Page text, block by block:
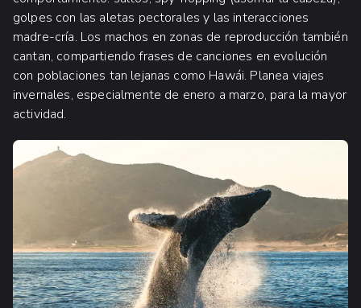
golpes con las aletas pectorales y las interacciones
madre-cría. Los machos en zonas de reproducción también
cantan, compartiendo frases de canciones en evolución
con poblaciones tan lejanas como Hawái. Planea viajes
invernales, especialmente de enero a marzo, para la mayor
actividad.